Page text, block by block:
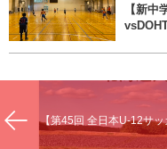
【新
【第45回 全日本U-12サッ